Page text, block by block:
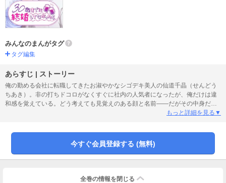
みんなのまんがタグ
タグ編集
あらすじ | ストーリー
俺の勤める会社に転職してきたお淑やかなシゴデキ美人の仙道千晶（せんどう
ちあき）。非の打ちドコロがなくすぐに社内の人気者になったが、俺だけは違
和感を覚えている。どう考えても見覚えのある顔と名前――だがその中身だけ
が記憶と一致しない。頭の中にチラつく相手は、大学生のときに誰よりも飲ん
が、酒飲みの男友達のような関係で付き合っていたわけではない。でも実は身
体の関係もあって、若さに任せて飲んではヤリまくりの毎日で…。ずっと互い
に心地よく都合のいい関係性のまま、社会に出てからは疎遠になり、いつしか
アラサーと呼ばれる年齢になっていた。千晶「お前が30になっても独り身で寂
いと思うんだけどな」 千晶「じゃあそん時はお前が責任取れ」 10年近く前
もっと詳細を見る▼
今すぐ会員登録する (無料)
全巻の情報を 閉じる